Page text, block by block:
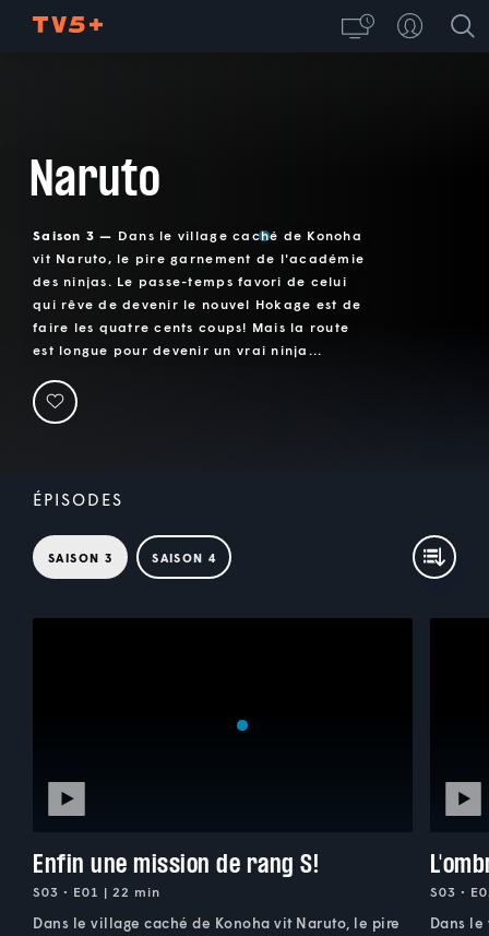
Naruto
Saison 3 — Dans le village caché de Konoha
vit Naruto, le pire garnement de l'académie
des ninjas. Le passe-temps favori de celui
qui rêve de devenir le nouvel Hokage est de
faire les quatre cents coups! Mais la route
est longue pour devenir un vrai ninja...
ÉPISODES
SAISON 3 SAISON 4
Enfin une mission de rang S!
S03 • E01 | 22 min
Dans le village caché de Konoha vit Naruto, le pire
S03 •
Dans